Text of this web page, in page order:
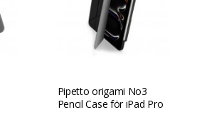
Pipetto origami No3
Pencil Case för iPad Pro